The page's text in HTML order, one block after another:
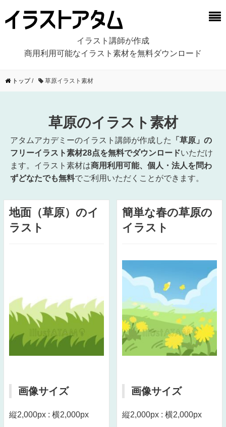
イラスト講師が作成
商用利用可能なイラスト素材を無料ダウンロード
トップ/ 草原イラスト素材
草原のイラスト素材
アタムアカデミーのイラスト講師が作成した
「草原」の
フリーイラスト素材28点を無料でダウンロードいただけ
ます。イラスト素材は商用利用可能、個人・法人を問わ
ずどなたでも無料でご利用いただくことができます。
地面（草原）のイ
ラスト
画像サイズ
縦2,000px : 横2,000px
簡単な春の草原の
イラスト
画像サイズ
縦2,000px : 横2,000px